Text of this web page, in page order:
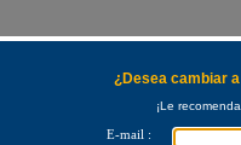
¿Desea cambiar
¡Le
E-mail :